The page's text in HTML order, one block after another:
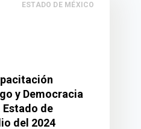
ESTADO DE MÉXICO
y Democracia
de
del 2024